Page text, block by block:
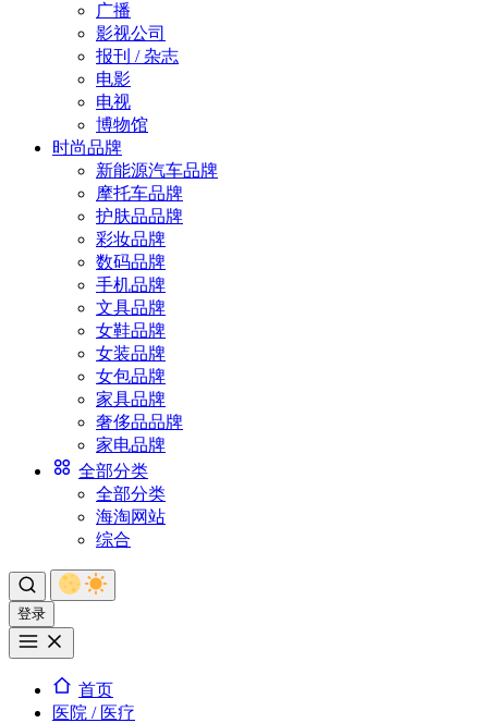
广播
影视公司
报刊 / 杂志
电影
电视
博物馆
时尚品牌
新能源汽车品牌
摩托车品牌
护肤品品牌
彩妆品牌
数码品牌
手机品牌
文具品牌
女鞋品牌
女装品牌
女包品牌
家具品牌
奢侈品品牌
家电品牌
全部分类
全部分类
海淘网站
综合
登录
首页
医院 / 医疗